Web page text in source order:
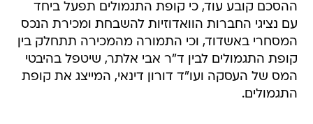
ההסכם קובע עוד, כי קופת התגמולים תפעל ביחד
עם נציגי החברות הוואדוזיות להשבחת ומכירת הנכס
המסחרי באשדוד, וכי התמורה מהמכירה תתחלק בין
קופת התגמולים לבין ד"ר אבי אלתר, שיטפל בהיבטי
המס של העסקה ועו"ד דורון דינאי, המייצג את קופת
התגמולים.